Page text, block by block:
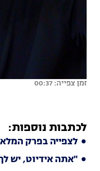
זמן צפייה: 00:37
לכתבות נוספות:
לצפייה בפרק המלא
"אתה אידיוט, יש